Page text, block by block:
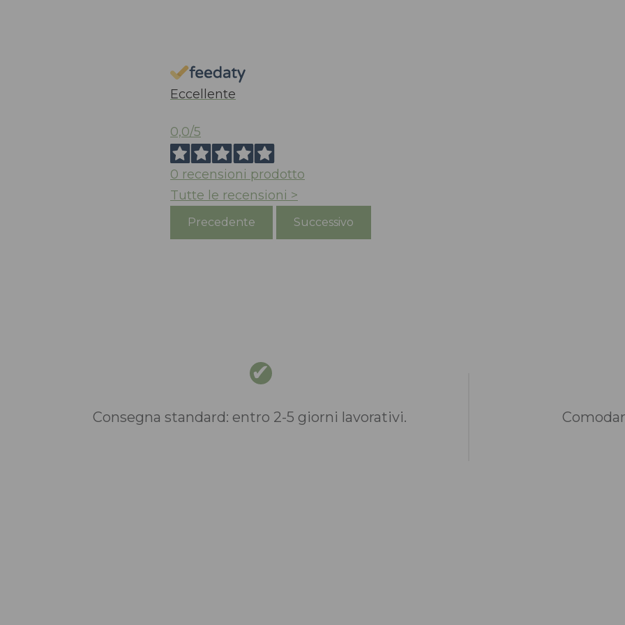
Eccellente
0,0/5
0 recensioni prodotto
Tutte le recensioni >
Precedente Successivo
Consegna standard: entro 2-5 giorni lavorativi.